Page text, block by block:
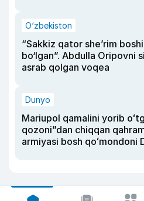
O‘zbekiston
“Sakkiz qator she’rim
bo‘lgan”. Abdulla Oripovni
asrab qolgan voqea
Dunyo
Mariupol qamalini yorib
qozoni”dan chiqqan
armiyasi bosh qoʻmondoni